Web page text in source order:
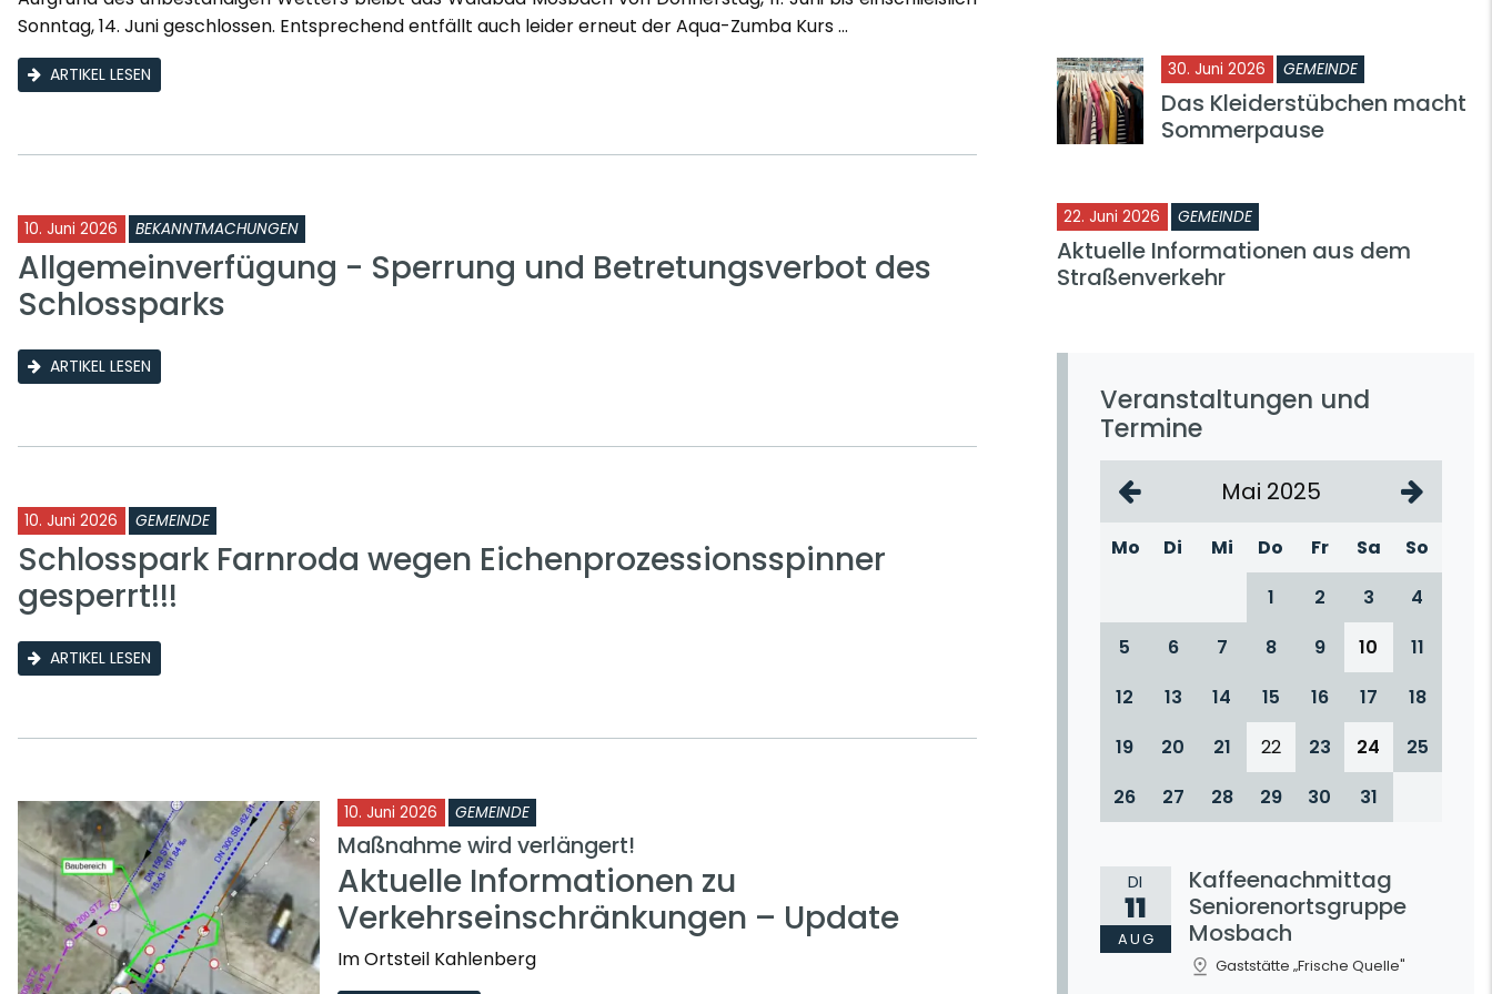
Sonntag, 14. Juni geschlossen. Entsprechend entfällt auch leider erneut der Aqua-Zumba Kurs ...
ARTIKEL LESEN
10. Juni 2026 BEKANNTMACHUNGEN
Allgemeinverfügung - Sperrung und Betretungsverbot des
Schlossparks
ARTIKEL LESEN
10. Juni 2026 GEMEINDE
Schlosspark Farnroda wegen Eichenprozessionsspinner
gesperrt!!!
ARTIKEL LESEN
10. Juni 2026 GEMEINDE
Maßnahme wird verlängert!
Aktuelle Informationen zu
Verkehrseinschränkungen – Update
Im Ortsteil Kahlenberg
30. Juni 2026 GEMEINDE
Das Kleiderstübchen macht
Sommerpause
22. Juni 2026 GEMEINDE
Aktuelle Informationen aus dem
Straßenverkehr
Veranstaltungen und
Termine
Mai 2025
Mo Di Mi Do Fr Sa
So
1
2 3
4
5
6 7 8 9 10
11
12
13 14 15 16 17
18
19
20 21 22 23 24
25
26
27 28 29 30 31
DI
11
AUG
Kaffeenachmittag
Seniorenortsgruppe
Mosbach
Gaststätte „Frische Quelle"